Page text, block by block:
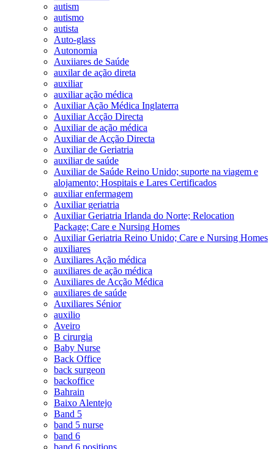
autism
autismo
autista
Auto-glass
Autonomia
Auxiiares de Saúde
auxilar de ação direta
auxiliar
auxiliar ação médica
Auxiliar Ação Médica Inglaterra
Auxiliar Acção Directa
Auxiliar de ação médica
Auxiliar de Acção Directa
Auxiliar de Geriatria
auxiliar de saúde
Auxiliar de Saúde Reino Unido; suporte na viagem e
alojamento; Hospitais e Lares Certificados
auxiliar enfermagem
Auxiliar geriatria
Auxiliar Geriatria Irlanda do Norte; Relocation
Package; Care e Nursing Homes
Auxiliar Geriatria Reino Unido; Care e Nursing Homes
auxiliares
Auxiliares Ação médica
auxiliares de ação médica
Auxiliares de Acção Médica
auxiliares de saúde
Auxiliares Sénior
auxilio
Aveiro
B cirurgia
Baby Nurse
Back Office
back surgeon
backoffice
Bahrain
Baixo Alentejo
Band 5
band 5 nurse
band 6
band 6 positions